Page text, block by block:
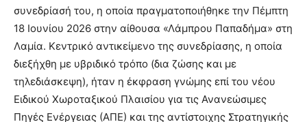
συνεδρίασή του, η οποία πραγματοποιήθηκε την Πέμπτη
18 Ιουνίου 2026 στην αίθουσα «Λάμπρου Παπαδήμα» στη
Λαμία. Κεντρικό αντικείμενο της συνεδρίασης, η οποία
διεξήχθη με υβριδικό τρόπο (δια ζώσης και με
τηλεδιάσκεψη), ήταν η έκφραση γνώμης επί του νέου
Ειδικού Χωροταξικού Πλαισίου για τις Ανανεώσιμες
Πηγές Ενέργειας (ΑΠΕ) και της αντίστοιχης Στρατηγικής